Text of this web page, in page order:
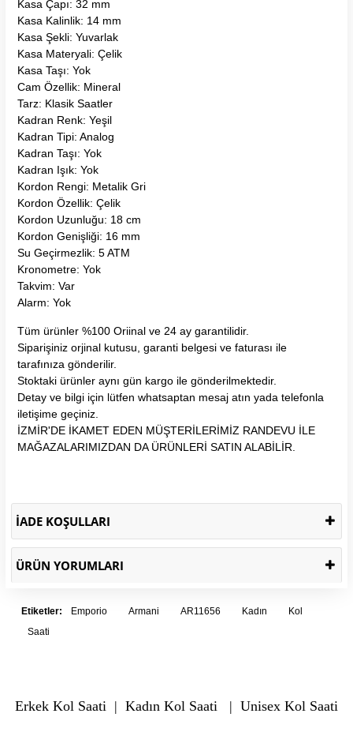
Kasa Çapı: 32 mm
Kasa Kalinlik: 14 mm
Kasa Şekli: Yuvarlak
Kasa Materyali: Çelik
Kasa Taşı: Yok
Cam Özellik: Mineral
Tarz: Klasik Saatler
Kadran Renk: Yeşil
Kadran Tipi: Analog
Kadran Taşı: Yok
Kadran Işık: Yok
Kordon Rengi: Metalik Gri
Kordon Özellik: Çelik
Kordon Uzunluğu: 18 cm
Kordon Genişliği: 16 mm
Su Geçirmezlik: 5 ATM
Kronometre: Yok
Takvim: Var
Alarm: Yok
Tüm ürünler %100 Oriinal ve 24 ay garantilidir.
Siparişiniz orjinal kutusu, garanti belgesi ve faturası ile
tarafınıza gönderilir.
Stoktaki ürünler aynı gün kargo ile gönderilmektedir.
Detay ve bilgi için lütfen whatsaptan mesaj atın yada telefonla
iletişime geçiniz.
İZMİR'DE İKAMET EDEN MÜŞTERİLERİMİZ RANDEVU İLE
MAĞAZALARIMIZDAN DA ÜRÜNLERİ SATIN ALABİLİR.
İADE KOŞULLARI
ÜRÜN YORUMLARI
Etiketler: Emporio Armani AR11656 Kadın
Kol
Saati
Erkek Kol Saati | Kadın Kol Saati | Unisex Kol Saati